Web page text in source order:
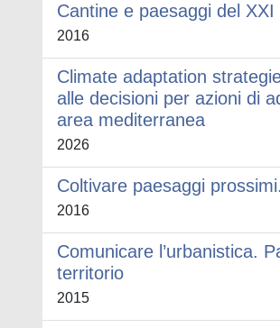
Cantine e paesaggi del
2016
Climate adaptation
alle decisioni per azioni di
area mediterranea
2026
Coltivare paesaggi
2016
Comunicare l’urbanistica.
territorio
2015